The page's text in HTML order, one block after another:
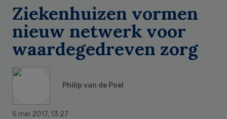
Ziekenhuizen vormen
nieuw netwerk voor
waardegedreven zorg
Philip van de Poel
5 mei 2017, 13:27